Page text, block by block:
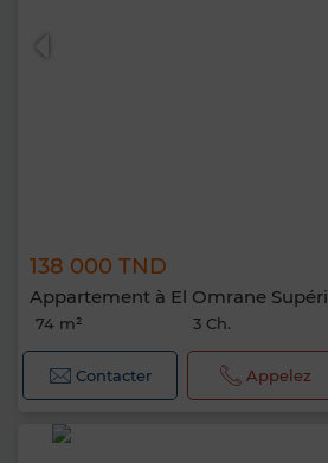
138 000 TND
Appartement à El Omrane
74 m² 3 Ch.
Contacter Appelez